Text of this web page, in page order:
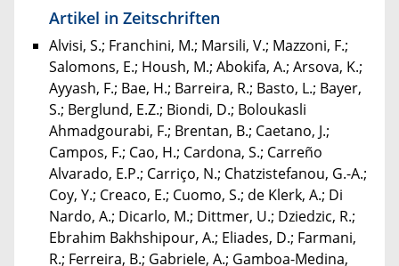
Artikel in Zeitschriften
Alvisi, S.; Franchini, M.; Marsili, V.; Mazzoni, F.;
Salomons, E.; Housh, M.; Abokifa, A.; Arsova, K.;
Ayyash, F.; Bae, H.; Barreira, R.; Basto, L.; Bayer,
S.; Berglund, E.Z.; Biondi, D.; Boloukasli
Ahmadgourabi, F.; Brentan, B.; Caetano, J.;
Campos, F.; Cao, H.; Cardona, S.; Carreño
Alvarado, E.P.; Carriço, N.; Chatzistefanou, G.-A.;
Coy, Y.; Creaco, E.; Cuomo, S.; de Klerk, A.; Di
Nardo, A.; Dicarlo, M.; Dittmer, U.; Dziedzic, R.;
Ebrahim Bakhshipour, A.; Eliades, D.; Farmani,
R.; Ferreira, B.; Gabriele, A.; Gamboa-Medina,